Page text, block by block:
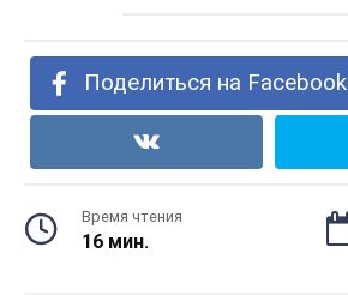
Поделиться на Facebook
Время чтения
16 мин.